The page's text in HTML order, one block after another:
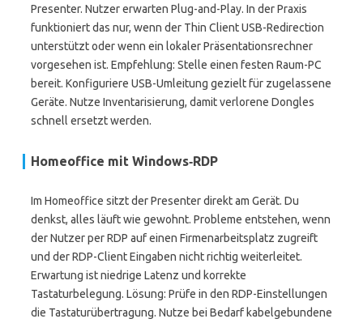
Presenter. Nutzer erwarten Plug-and-Play. In der Praxis
funktioniert das nur, wenn der Thin Client USB-Redirection
unterstützt oder wenn ein lokaler Präsentationsrechner
vorgesehen ist. Empfehlung: Stelle einen festen Raum-PC
bereit. Konfiguriere USB-Umleitung gezielt für zugelassene
Geräte. Nutze Inventarisierung, damit verlorene Dongles
schnell ersetzt werden.
Homeoffice mit Windows‑RDP
Im Homeoffice sitzt der Presenter direkt am Gerät. Du
denkst, alles läuft wie gewohnt. Probleme entstehen, wenn
der Nutzer per RDP auf einen Firmenarbeitsplatz zugreift
und der RDP-Client Eingaben nicht richtig weiterleitet.
Erwartung ist niedrige Latenz und korrekte
Tastaturbelegung. Lösung: Prüfe in den RDP-Einstellungen
die Tastaturübertragung. Nutze bei Bedarf kabelgebundene